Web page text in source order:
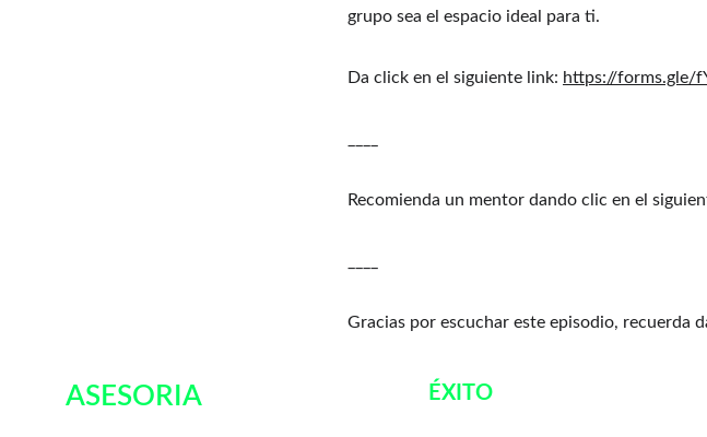
grupo sea el espacio ideal para ti.
Da click en el siguiente link: https://forms.gle/
Recomienda un mentor dando⁠ clic en el
Gracias por escuchar este episodio, recuerda
ASESORIA ÉXITO